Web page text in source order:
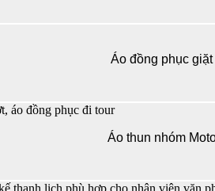
Áo đồng phục
Áo thun nhóm